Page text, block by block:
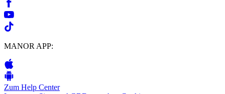
MANOR APP:
Zum Help Center